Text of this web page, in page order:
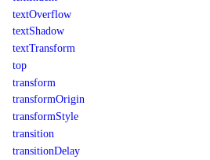
textOverflow
textShadow
textTransform
top
transform
transformOrigin
transformStyle
transition
transitionDelay